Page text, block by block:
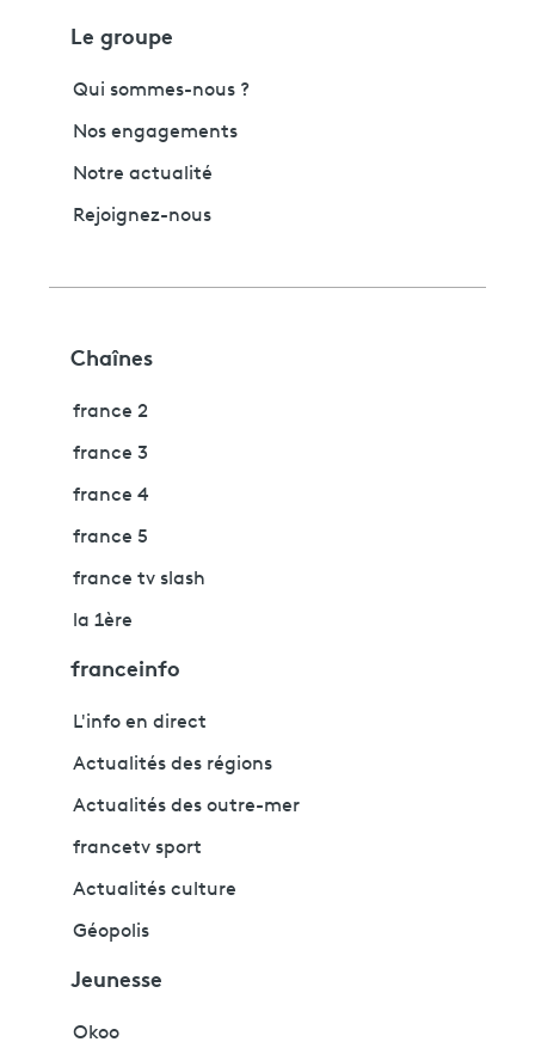
Le groupe
Qui sommes-nous ?
Nos engagements
Notre actualité
Rejoignez-nous
Chaînes
france 2
france 3
france 4
france 5
france tv slash
la 1ère
franceinfo
L'info en direct
Actualités des régions
Actualités des outre-mer
francetv sport
Actualités culture
Géopolis
Jeunesse
Okoo